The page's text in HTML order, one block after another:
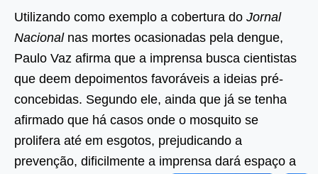
Utilizando como exemplo a cobertura do Jornal
Nacional nas mortes ocasionadas pela dengue,
Paulo Vaz afirma que a imprensa busca cientistas
que deem depoimentos favoráveis a ideias pré-
concebidas. Segundo ele, ainda que já se tenha
afirmado que há casos onde o mosquito se
prolifera até em esgotos, prejudicando a
prevenção, dificilmente a imprensa dará espaço a